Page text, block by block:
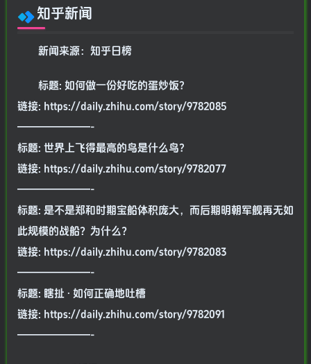
知乎新闻
新闻来源：知乎日榜
标题: 如何做一份好吃的蛋炒饭?
链接: https://daily.zhihu.com/story/9782085
———————-
标题: 世界上飞得最高的鸟是什么鸟?
链接: https://daily.zhihu.com/story/9782077
———————-
标题: 是不是郑和时期宝船体积庞大，而后期明朝军舰再无如
此规模的战船？为什么？
链接: https://daily.zhihu.com/story/9782083
———————-
标题: 瞎扯 · 如何正确地吐槽
链接: https://daily.zhihu.com/story/9782091
———————-